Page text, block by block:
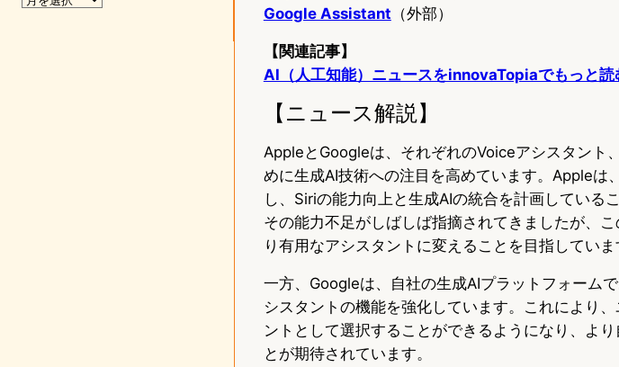
Google Assistant （外部）
【関連記事】
AI（人工知能）ニュースをinnovaTopiaでもっと読
【ニュース解説】
AppleとGoogleは、それぞれのVoiceアシスタント
めに生成AI技術への注目を高めています。Apple
し、Siriの能力向上と生成AIの統合を計画している
その能力不足がしばしば指摘されてきましたが、
り有用なアシスタントに変えることを目指していま
一方、Googleは、自社の生成AIプラットフォーム
シスタントの機能を強化しています。これにより
ントとして選択することができるようになり、よ
とが期待されています。